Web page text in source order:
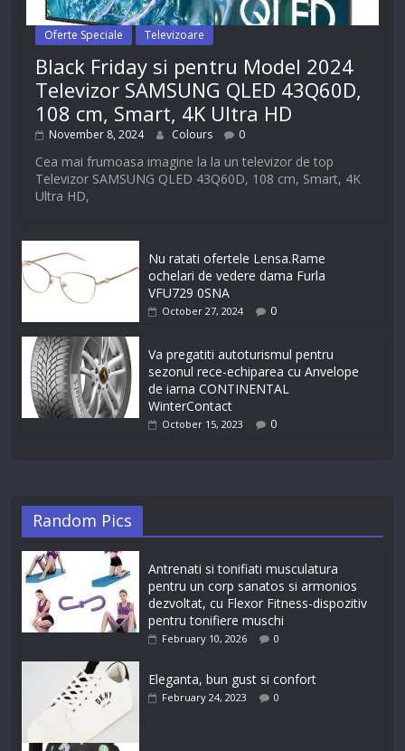
Oferte Speciale Televizoare
Black Friday si pentru Model 2024
Televizor SAMSUNG QLED 43Q60D,
108 cm, Smart, 4K Ultra HD
November 8, 2024 Colours 0
Cea mai frumoasa imagine la la un televizor de top
Televizor SAMSUNG QLED 43Q60D, 108 cm, Smart, 4K
Ultra HD,
Nu ratati ofertele Lensa.Rame
ochelari de vedere dama Furla
VFU729 0SNA
October 27, 2024 0
Va pregatiti autoturismul pentru
sezonul rece-echiparea cu Anvelope
de iarna CONTINENTAL
WinterContact
October 15, 2023 0
Random Pics
Antrenati si tonifiati musculatura
pentru un corp sanatos si armonios
dezvoltat, cu Flexor Fitness-dispozitiv
pentru tonifiere muschi
February 10, 2026 0
Eleganta, bun gust si confort
February 24, 2023 0